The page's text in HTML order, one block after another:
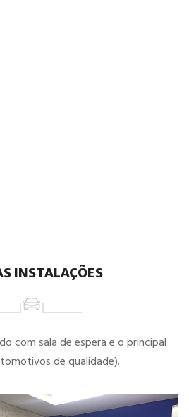
INSTALAÇÕES
com sala de espera e o principal
de qualidade).